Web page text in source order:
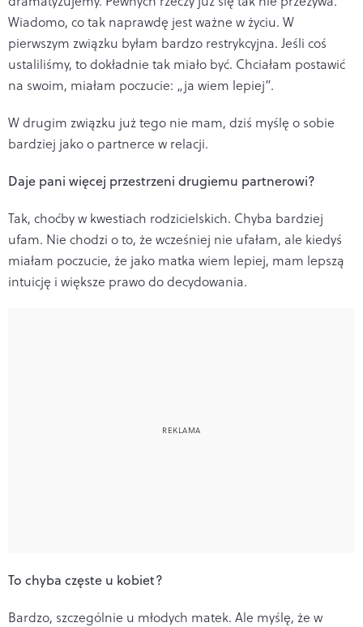
Wiadomo, co tak naprawdę jest ważne w życiu. W
pierwszym związku byłam bardzo restrykcyjna. Jeśli coś
ustaliliśmy, to dokładnie tak miało być. Chciałam postawić
na swoim, miałam poczucie: „ja wiem lepiej”.
W drugim związku już tego nie mam, dziś myślę o sobie
bardziej jako o partnerce w relacji.
Daje pani więcej przestrzeni drugiemu partnerowi?
Tak, choćby w kwestiach rodzicielskich. Chyba bardziej
ufam. Nie chodzi o to, że wcześniej nie ufałam, ale kiedyś
miałam poczucie, że jako matka wiem lepiej, mam lepszą
intuicję i większe prawo do decydowania.
To chyba częste u kobiet?
Bardzo, szczególnie u młodych matek. Ale myślę, że w